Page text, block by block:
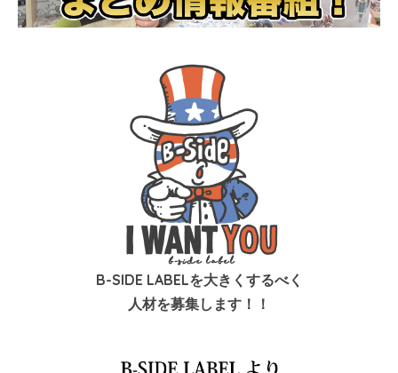
B-SIDE LABELを大きくするべく
人材を募集します！！